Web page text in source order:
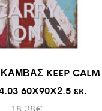
KEEP CALM
60X90X2.5 εκ.